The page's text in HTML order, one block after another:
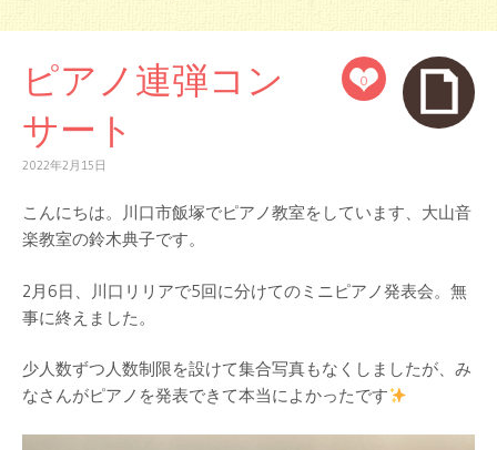
0
ピアノ連弾コン
サート
2022年2月15日
こんにちは。川口市飯塚でピアノ教室をしています、大山音
楽教室の鈴木典子です。
2月6日、川口リリアで5回に分けてのミニピアノ発表会。無
事に終えました。
少人数ずつ人数制限を設けて集合写真もなくしましたが、み
なさんがピアノを発表できて本当によかったです